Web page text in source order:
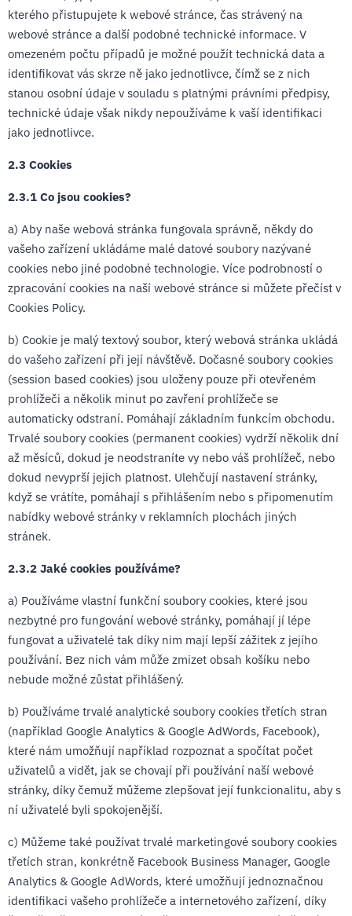
kterého přistupujete k webové stránce, čas strávený na
webové stránce a další podobné technické informace. V
omezeném počtu případů je možné použít technická data a
identifikovat vás skrze ně jako jednotlivce, čímž se z nich
stanou osobní údaje v souladu s platnými právními předpisy,
technické údaje však nikdy nepoužíváme k vaší identifikaci
jako jednotlivce.
2.3 Cookies
2.3.1 Co jsou cookies?
a) Aby naše webová stránka fungovala správně, někdy do
vašeho zařízení ukládáme malé datové soubory nazývané
cookies nebo jiné podobné technologie. Více podrobností o
zpracování cookies na naší webové stránce si můžete přečíst v
Cookies Policy.
b) Cookie je malý textový soubor, který webová stránka ukládá
do vašeho zařízení při její návštěvě. Dočasné soubory cookies
(session based cookies) jsou uloženy pouze při otevřeném
prohlížeči a několik minut po zavření prohlížeče se
automaticky odstraní. Pomáhají základním funkcím obchodu.
Trvalé soubory cookies (permanent cookies) vydrží několik dní
až měsíců, dokud je neodstraníte vy nebo váš prohlížeč, nebo
dokud nevyprší jejich platnost. Ulehčují nastavení stránky,
když se vrátíte, pomáhají s přihlášením nebo s připomenutím
nabídky webové stránky v reklamních plochách jiných
stránek.
2.3.2 Jaké cookies používáme?
a) Používáme vlastní funkční soubory cookies, které jsou
nezbytné pro fungování webové stránky, pomáhají jí lépe
fungovat a uživatelé tak díky nim mají lepší zážitek z jejího
používání. Bez nich vám může zmizet obsah košíku nebo
nebude možné zůstat přihlášený.
b) Používáme trvalé analytické soubory cookies třetích stran
(například Google Analytics & Google AdWords, Facebook),
které nám umožňují například rozpoznat a spočítat počet
uživatelů a vidět, jak se chovají při používání naší webové
stránky, díky čemuž můžeme zlepšovat její funkcionalitu, aby s
ní uživatelé byli spokojenější.
c) Můžeme také používat trvalé marketingové soubory cookies
třetích stran, konkrétně Facebook Business Manager, Google
Analytics & Google AdWords, které umožňují jednoznačnou
identifikaci vašeho prohlížeče a internetového zařízení, díky